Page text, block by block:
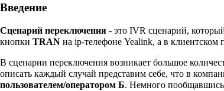
Введение
Сценарий переключения - это IVR сценарий,
кнопки TRAN на ip-телефоне Yealink, а в
В сценарии переключения возникает большое
описать каждый случай представим себе, что в
пользователем/оператором Б. Немного